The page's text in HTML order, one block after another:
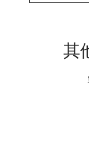
详细套餐
早上才可
小哥处参
业厅都可
其